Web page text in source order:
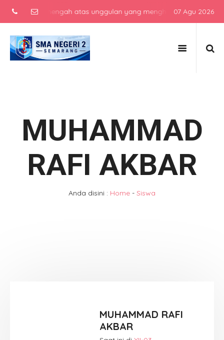
menengah atas unggulan yang menghasilkan lulusan
07 Agu 2026
MUHAMMAD
RAFI AKBAR
Anda disini : Home - Siswa
MUHAMMAD RAFI
AKBAR